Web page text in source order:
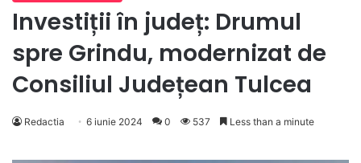
Investiții în județ: Drumul
spre Grindu, modernizat de
Consiliul Județean Tulcea
Redactia 6 iunie 2024 0 537 Less than a minute